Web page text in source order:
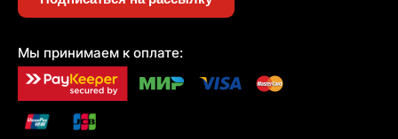
Мы принимаем к оплате: